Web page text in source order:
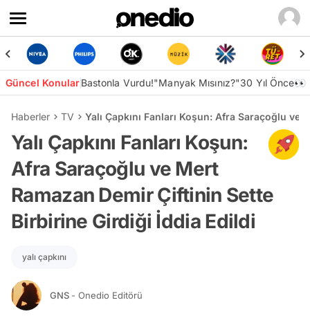
Güncel KonularBastonla Vurdu!"Manyak Mısınız?"30 Yıl Önce👀
Haberler TV Yalı Çapkını Fanları Koşun: Afra Saraçoğlu
Yalı Çapkını Fanları Koşun:
Afra Saraçoğlu ve Mert
Ramazan Demir Çiftinin Sette
Birbirine Girdiği İddia Edildi
yalı çapkını
GNS - Onedio Editörü